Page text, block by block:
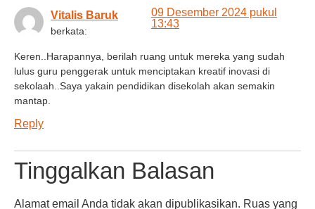
Vitalis Baruk
berkata:
09 Desember 2024 pukul
13:43
Keren..Harapannya, berilah ruang untuk mereka yang sudah
lulus guru penggerak untuk menciptakan kreatif inovasi di
sekolaah..Saya yakain pendidikan disekolah akan semakin
mantap.
Reply
Tinggalkan Balasan
Alamat email Anda tidak akan dipublikasikan. Ruas yang